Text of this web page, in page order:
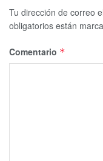
Tu dirección de correo
obligatorios están
Comentario *